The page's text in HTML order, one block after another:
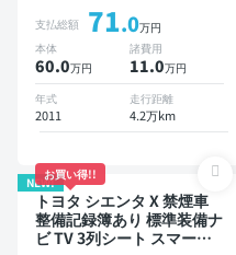
ター 両側電動スライドドア
8人乗り
支払総額 71.0万円
本体
60.0万円
諸費用
11.0万円
年式
2011
走行距離
4.2万km
NEW!
お買い得!!
トヨタ シエンタ X 禁煙車
整備記録簿あり 標準装備ナ
ビ TV 3列シート スマート